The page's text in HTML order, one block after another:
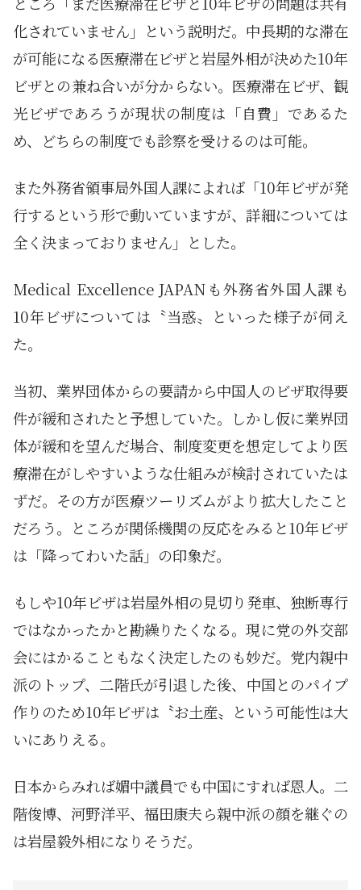
化されていません」という説明だ。中長期的な滞在
が可能になる医療滞在ビザと岩屋外相が決めた10年
ビザとの兼ね合いが分からない。医療滞在ビザ、観
光ビザであろうが現状の制度は「自費」であるた
め、どちらの制度でも診察を受けるのは可能。
また外務省領事局外国人課によれば「10年ビザが発
行するという形で動いていますが、詳細については
全く決まっておりません」とした。
Medical Excellence JAPANも外務省外国人課も
10年ビザについては〝当惑〟といった様子が伺え
た。
当初、業界団体からの要請から中国人のビザ取得要
件が緩和されたと予想していた。しかし仮に業界団
体が緩和を望んだ場合、制度変更を想定してより医
療滞在がしやすいような仕組みが検討されていたは
ずだ。その方が医療ツーリズムがより拡大したこと
だろう。ところが関係機関の反応をみると10年ビザ
は「降ってわいた話」の印象だ。
もしや10年ビザは岩屋外相の見切り発車、独断専行
ではなかったかと勘繰りたくなる。現に党の外交部
会にはかることもなく決定したのも妙だ。党内親中
派のトップ、二階氏が引退した後、中国とのパイプ
作りのため10年ビザは〝お土産〟という可能性は大
いにありえる。
日本からみれば媚中議員でも中国にすれば恩人。二
階俊博、河野洋平、福田康夫ら親中派の顔を継ぐの
は岩屋毅外相になりそうだ。